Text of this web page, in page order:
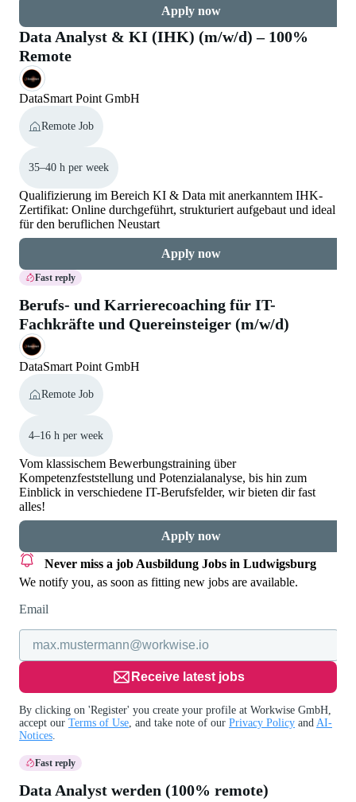
Apply now
Data Analyst & KI (IHK) (m/w/d) – 100%
Remote
DataSmart Point GmbH
Remote Job
35–40 h per week
Qualifizierung im Bereich KI & Data mit anerkanntem IHK-
Zertifikat: Online durchgeführt, strukturiert aufgebaut und ideal
für den beruflichen Neustart
Apply now
Fast reply
Berufs- und Karrierecoaching für IT-
Fachkräfte und Quereinsteiger (m/w/d)
DataSmart Point GmbH
Remote Job
4–16 h per week
Vom klassischem Bewerbungstraining über
Kompetenzfeststellung und Potenzialanalyse, bis hin zum
Einblick in verschiedene IT-Berufsfelder, wir bieten dir fast
alles!
Apply now
Never miss a job Ausbildung Jobs in Ludwigsburg
We notify you, as soon as fitting new jobs are available.
Email
Receive latest jobs
By clicking on 'Register' you create your profile at Workwise GmbH,
accept our Terms of Use , and take note of our Privacy Policy and AI-
Notices
Fast reply
Data Analyst werden (100% remote)